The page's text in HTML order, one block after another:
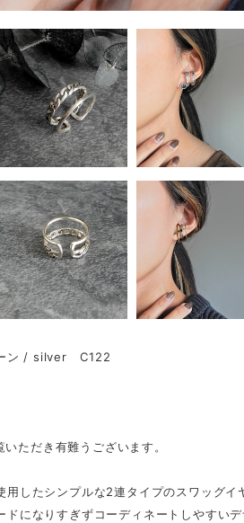
ーン / silver C122
ただき有難うございます。
用したシンプルな2連タイプのスワッグイ
ドになりすぎずコーディネートしやすい